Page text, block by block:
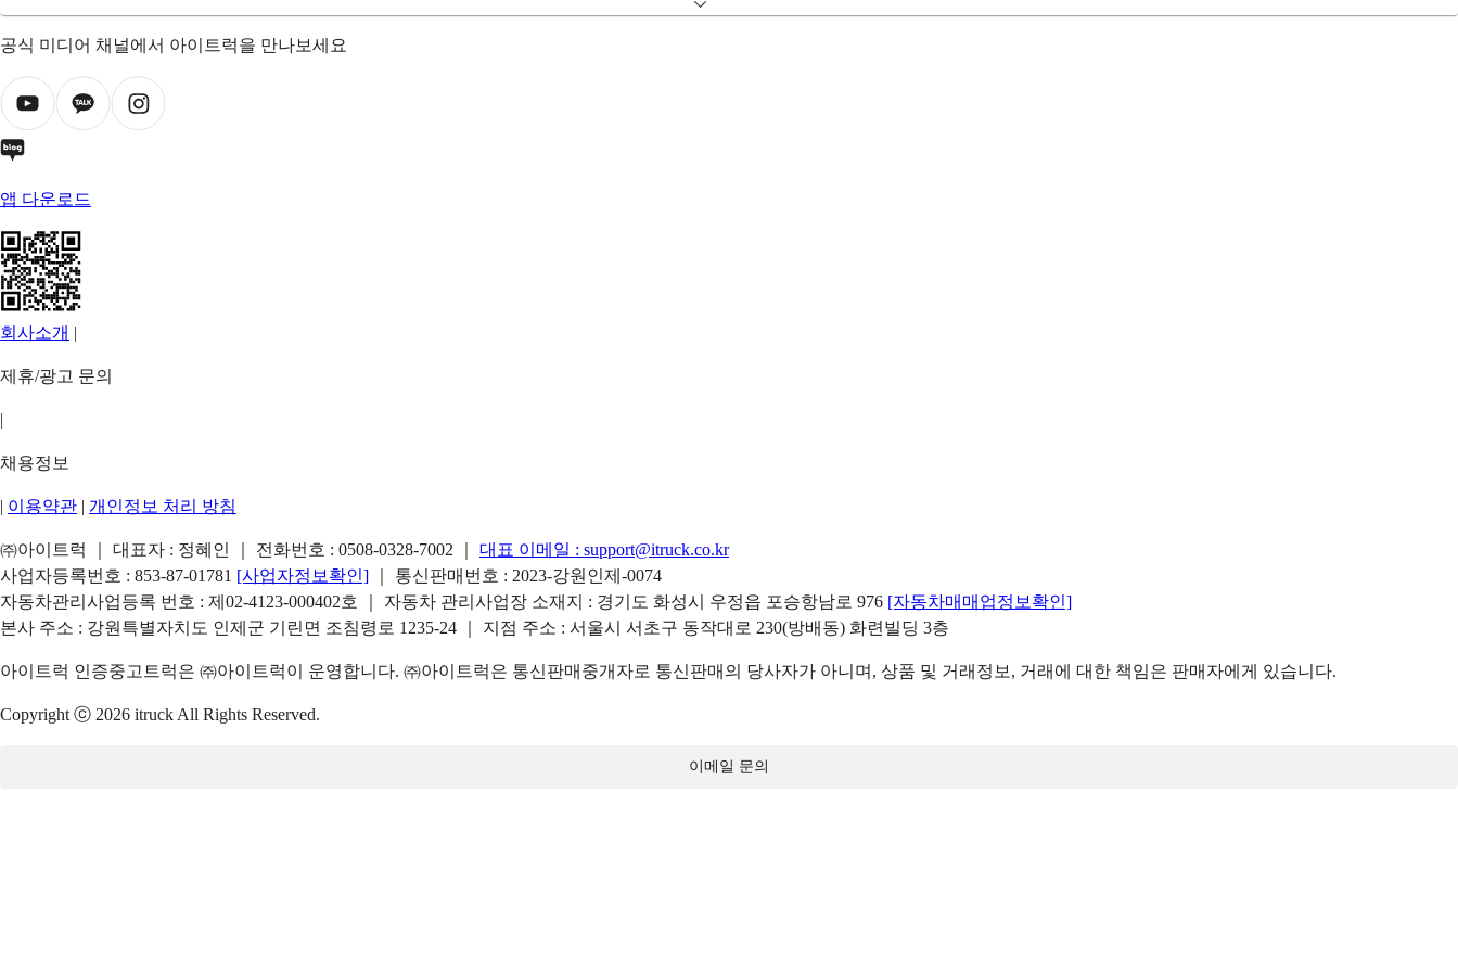
공식 미디어 채널에서 아이트럭을 만나보세요
앱 다운로드
회사소개 |
제휴/광고 문의
|
채용정보
| 이용약관 | 개인정보 처리 방침
㈜아이트럭 ｜ 대표자 : 정혜인 ｜ 전화번호 : 0508-0328-7002 대표 이메일 : support@itruck.co.kr
사업자등록번호 : 853-87-01781 [사업자정보확인]
｜ 통신판매번호 : 2023-강원인제-0074
자동차관리사업등록 번호 : 제02-4123-000402호 ｜ 자동차 관리사업장 소재지 : 경기도 화성시 우정읍 포승항남로 976 [자동차매매업정보확인]
본사 주소 : 강원특별자치도 인제군 기린면 조침령로 1235-24 ｜ 지점 주소 : 서울시 서초구 동작대로 230(방배동) 화련빌딩 3층
아이트럭 인증중고트럭은 ㈜아이트럭이 운영합니다. ㈜아이트럭은 통신판매중개자로 통신판매의 당사자가 아니며, 상품 및 거래정보, 거래에 대한 책임은 판매자에게 있습니다.
Copyright ⓒ 2026 itruck All Rights Reserved.
이메일 문의